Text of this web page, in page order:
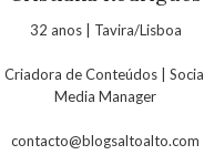
32 anos | Tavira/Lisboa
Criadora de Conteúdos |
Media Manager
contacto@blogsaltoalto.com